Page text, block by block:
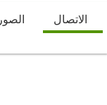
الصور الاتصال